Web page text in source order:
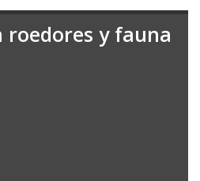
roedores y fauna